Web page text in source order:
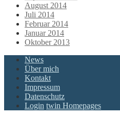
August 2014
Juli 2014
Februar 2014
Januar 2014
Oktober 2013
News
Über mich
Kontakt
Impressum
Datenschutz
Login twin Homepages